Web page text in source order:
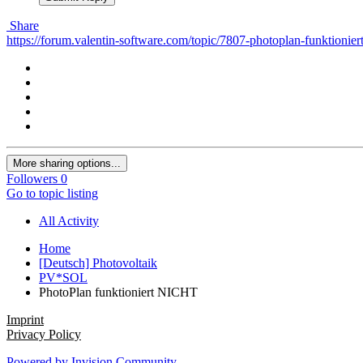
Share
https://forum.valentin-software.com/topic/7807-photoplan-
More sharing options...
Followers 0
Go to topic listing
All Activity
Home
[Deutsch] Photovoltaik
PV*SOL
PhotoPlan funktioniert NICHT
Imprint
Privacy Policy